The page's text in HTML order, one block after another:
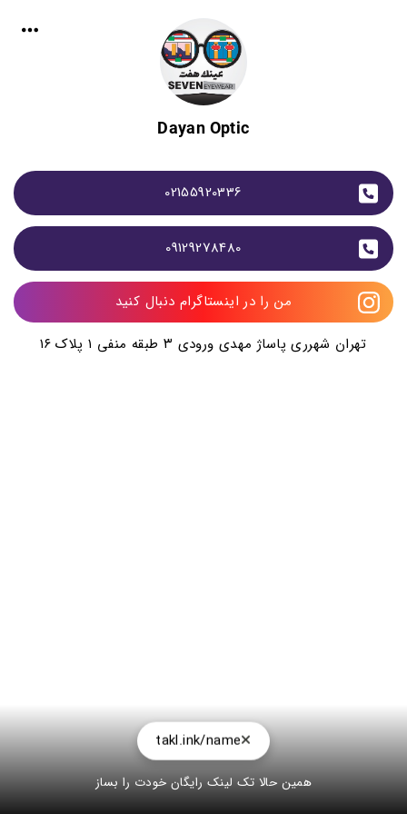
Dayan Optic
02155920336
09129278480
من را در اینستاگرام دنبال کنید
تهران شهرری پاساژ مهدی ورودی ۳ طبقه منفی ۱ پلاک ۱۶
takl.ink/name
همین حالا تک لینک رایگان خودت را بساز